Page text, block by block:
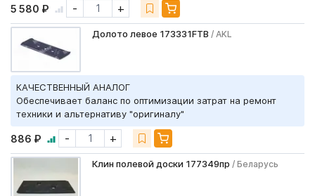
5 580 ₽ - +
Долото левое 173331FTB / AKL
КАЧЕСТВЕННЫЙ АНАЛОГ
Обеспечивает баланс по оптимизации затрат на ремонт
техники и альтернативу "оригиналу"
886 ₽ - +
Клин полевой доски 177349пр / Беларусь